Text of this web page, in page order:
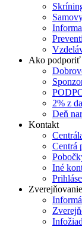
Ako podporiť
2% z
Deň
Kontakt
Centrá
Iné